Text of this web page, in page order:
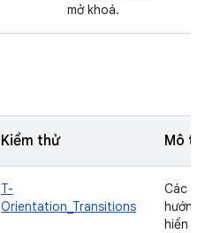
mở khoá.
Kiểm thử Mô tả
T-
Orientation_Transitions
Các
hướng
hiển